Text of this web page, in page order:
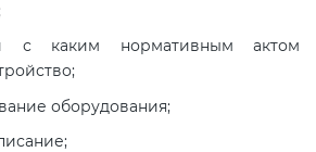
с каким нормативным актом
оборудования;